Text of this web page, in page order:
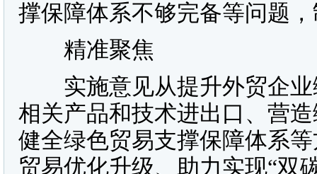
撑保障体系不够完备等问题
精准聚焦
实施意见从提升外贸企业
相关产品和技术进出口、营
健全绿色贸易支撑保障体系
贸易优化升级、助力实现“双